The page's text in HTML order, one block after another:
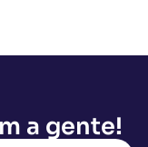
a gente!